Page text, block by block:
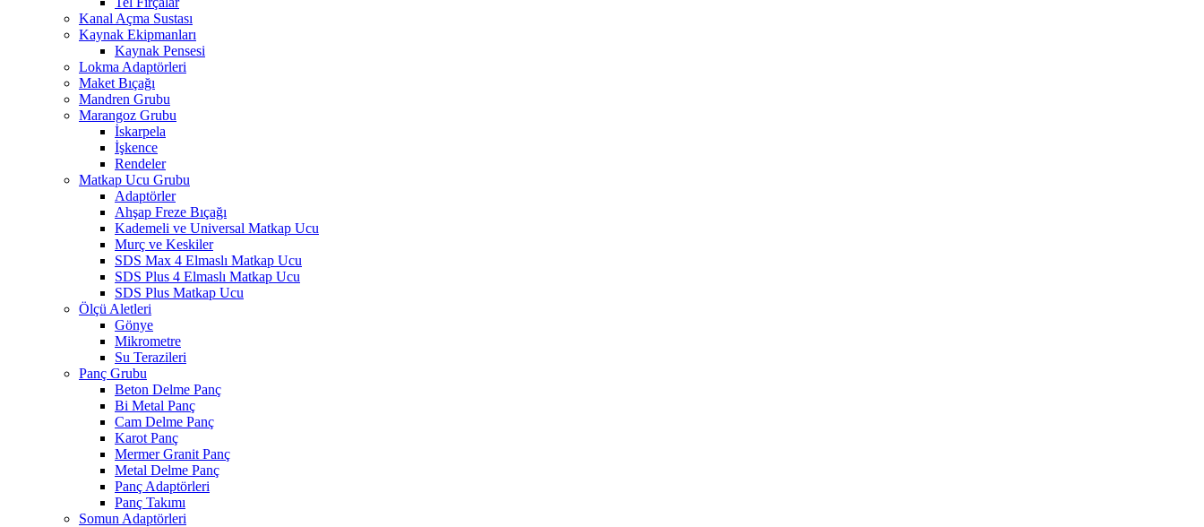
Kanal Açma Sustası
Kaynak Ekipmanları
Kaynak Pensesi
Lokma Adaptörleri
Maket Bıçağı
Mandren Grubu
Marangoz Grubu
İskarpela
İşkence
Rendeler
Matkap Ucu Grubu
Adaptörler
Ahşap Freze Bıçağı
Kademeli ve Universal Matkap Ucu
Murç ve Keskiler
SDS Max 4 Elmaslı Matkap Ucu
SDS Plus 4 Elmaslı Matkap Ucu
SDS Plus Matkap Ucu
Ölçü Aletleri
Gönye
Mikrometre
Su Terazileri
Panç Grubu
Beton Delme Panç
Bi Metal Panç
Cam Delme Panç
Karot Panç
Mermer Granit Panç
Metal Delme Panç
Panç Adaptörleri
Panç Takımı
Somun Adaptörleri